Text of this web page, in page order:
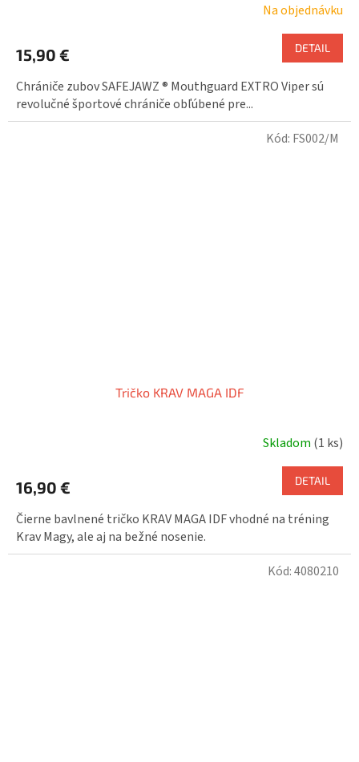
Na objednávku
15,90 € DETAIL
Chrániče zubov SAFEJAWZ ® Mouthguard EXTRO Viper sú
revolučné športové chrániče obľúbené pre...
Tričko KRAV MAGA IDF
Skladom (1 ks)
16,90 € DETAIL
Čierne bavlnené tričko KRAV MAGA IDF vhodné na tréning
Krav Magy, ale aj na bežné nosenie.
Kód: FS002/M
Kód:4080210